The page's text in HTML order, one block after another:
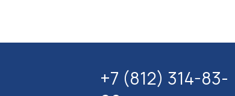
+7 (812) 314-83-